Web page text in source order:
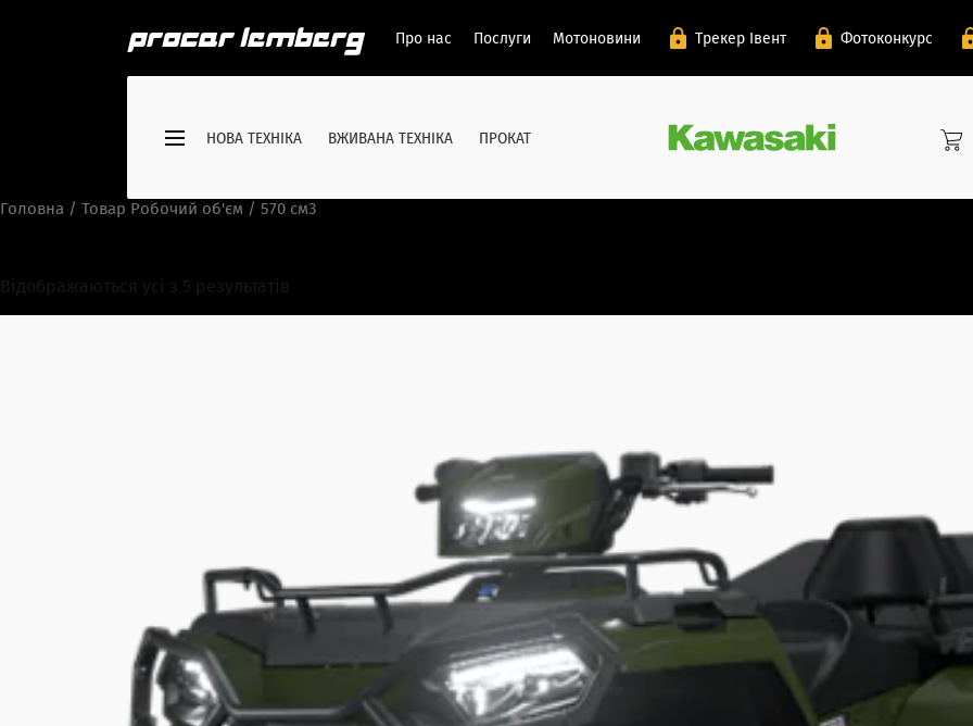
Про нас Послуги Мотоновини Трекер Івент Фотоконкурс
НОВА ТЕХНІКА ВЖИВАНА ТЕХНІКА ПРОКАТ
Головна / Товар Робочий об'єм / 570 см3
Відображаються усі з 5 результатів